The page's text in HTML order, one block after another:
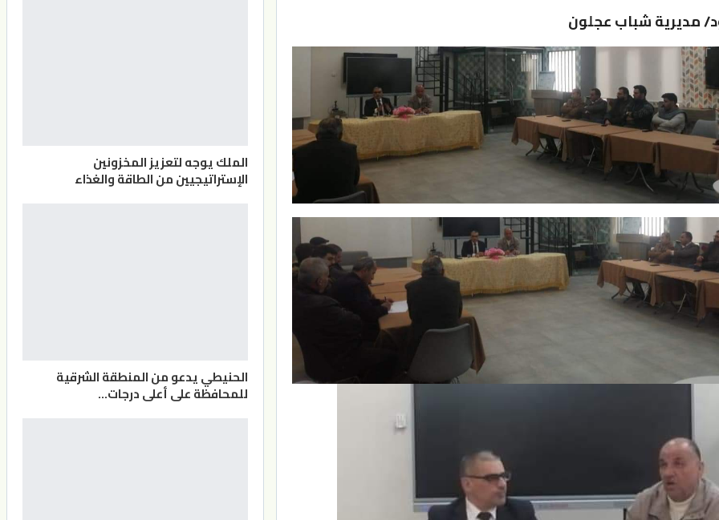
مديرية شباب عجلون
الملك يوجه لتعزيز المخزونين
الإستراتيجيين من الطاقة والغذاء
الحنيطي يدعو من المنطقة الشرقية
للمحافظة على أعلى درجات…